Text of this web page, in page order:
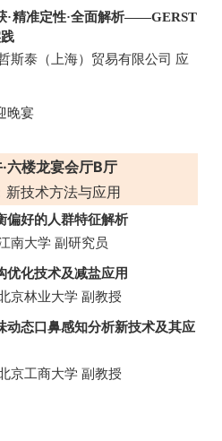
·精准定性·全面解析——GERST
斯泰（上海）贸易有限公司 应
晚宴
六楼龙宴会厅B厅
新技术方法与应用
偏好的人群特征解析
南大学 副研究员
优化技术及减盐应用
京林业大学 副教授
动态口鼻感知分析新技术及其应
京工商大学 副教授